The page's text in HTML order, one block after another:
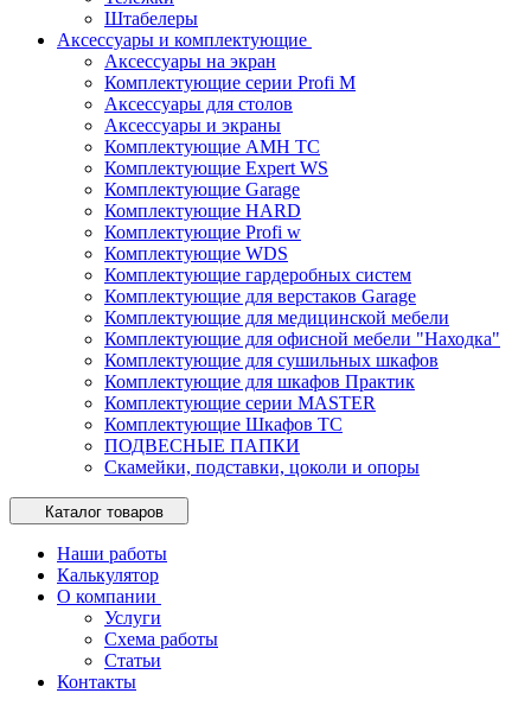
Штабелеры
Аксессуары и комплектующие
Аксессуары на экран
Комплектующие серии Profi M
Аксессуары для столов
Аксессуары и экраны
Комплектующие AMH TC
Комплектующие Expert WS
Комплектующие Garage
Комплектующие HARD
Комплектующие Profi w
Комплектующие WDS
Комплектующие гардеробных систем
Комплектующие для верстаков Garage
Комплектующие для медицинской мебели
Комплектующие для офисной мебели "Находка"
Комплектующие для сушильных шкафов
Комплектующие для шкафов Практик
Комплектующие серии MASTER
Комплектующие Шкафов ТС
ПОДВЕСНЫЕ ПАПКИ
Скамейки, подставки, цоколи и опоры
Каталог товаров
Наши работы
Калькулятор
О компании
Услуги
Схема работы
Статьи
Контакты